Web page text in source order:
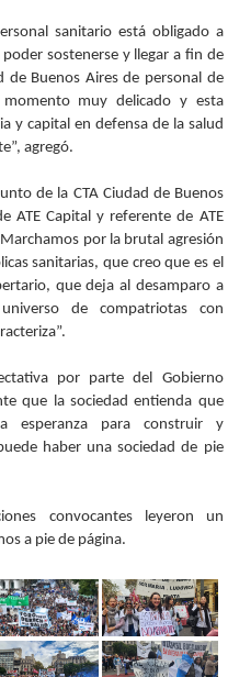
sanitario está obligado a
sostenerse y llegar a fin de
Buenos Aires de personal de
muy delicado y esta
y capital en defensa de la salud
agregó.
de la CTA Ciudad de Buenos
ATE Capital y referente de ATE
por la brutal agresión
sanitarias, que creo que es el
que deja al desamparo a
de compatriotas con
por parte del Gobierno
que la sociedad entienda que
esperanza para construir y
haber una sociedad de pie
convocantes leyeron un
a pie de página.